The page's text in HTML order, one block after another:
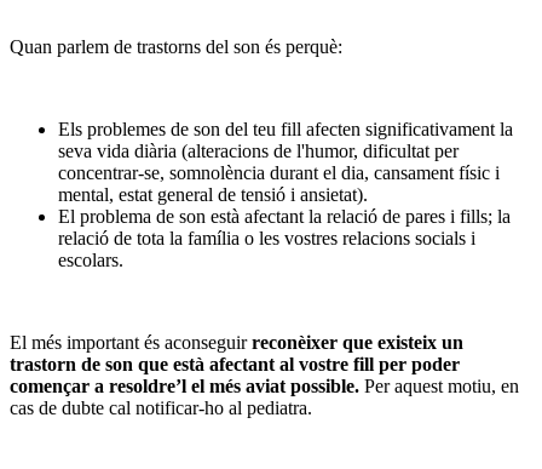
Quan parlem de trastorns del son és perquè:
Els problemes de son del teu fill afecten significativament la
seva vida diària (alteracions de l'humor, dificultat per
concentrar-se, somnolència durant el dia, cansament físic i
mental, estat general de tensió i ansietat).
El problema de son està afectant la relació de pares i fills; la
relació de tota la família o les vostres relacions socials i
escolars.
El més important és aconseguirreconèixer que existeix un
trastorn de son que està afectant al vostre fill per poder
començar a resoldre’l el més aviat possible. Per aquest motiu, en
cas de dubte cal notificar-ho al pediatra.